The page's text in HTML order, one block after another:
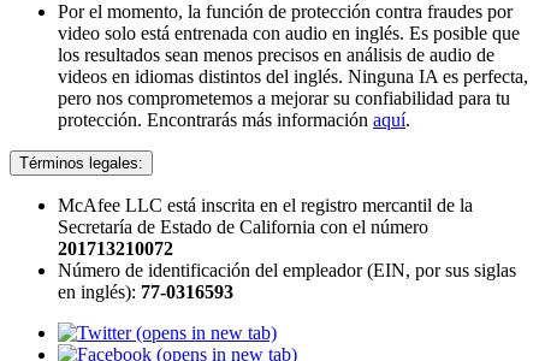
Por el momento, la función de protección contra fraudes por
video solo está entrenada con audio en inglés. Es posible que
los resultados sean menos precisos en análisis de audio de
videos en idiomas distintos del inglés. Ninguna IA es perfecta,
pero nos comprometemos a mejorar su confiabilidad para tu
protección. Encontrarás más información aquí. ​
Términos legales:​
McAfee LLC está inscrita en el registro mercantil de la
Secretaría de Estado de California con el número
201713210072
Número de identificación del empleador (EIN, por sus siglas
en inglés): 77-0316593
(opens in new tab)
(opens in new tab)